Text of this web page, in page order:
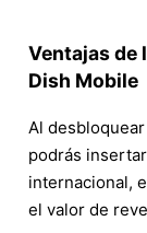
Ventajas de
Dish Mobile
Al
podrás
internacional,
el valor de